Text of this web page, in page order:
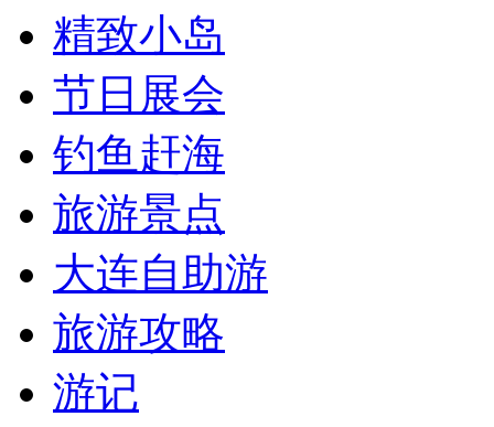
精致小岛
节日展会
钓鱼赶海
旅游景点
大连自助游
旅游攻略
游记